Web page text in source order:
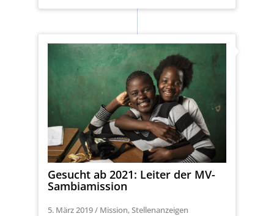
Gesucht ab 2021: Leiter der MV-
Sambiamission
5. März 2019/ Mission,Stellenanzeigen